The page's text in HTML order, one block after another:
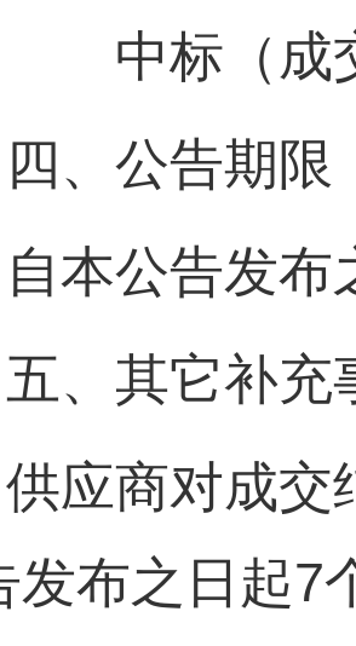
中标（成
四、公告期限
自本公告发布
五、其它补充
供应商对成交
发布之日起7